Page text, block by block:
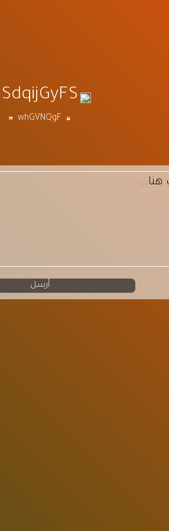
SdqijGyFS